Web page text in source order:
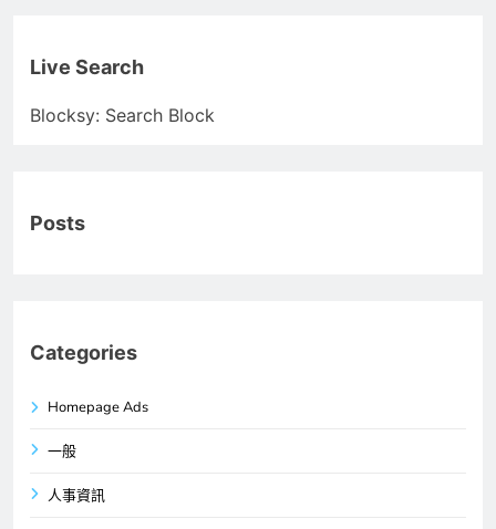
Live Search
Blocksy: Search Block
Posts
Categories
Homepage Ads
一般
人事資訊